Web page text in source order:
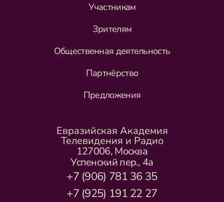
Участникам
Зрителям
Общественная деятельность
Партнёрство
Предложения
Евразийская Академия
Телевидения и Радио
127006, Москва
Успенский пер., 4а
+7 (906) 781 36 35
+7 (925) 191 22 27